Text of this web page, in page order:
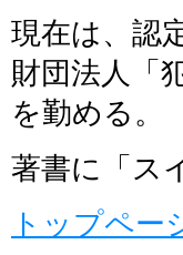
現在は、認
財団法人「
を勤める。
著書に「ス
トップペー